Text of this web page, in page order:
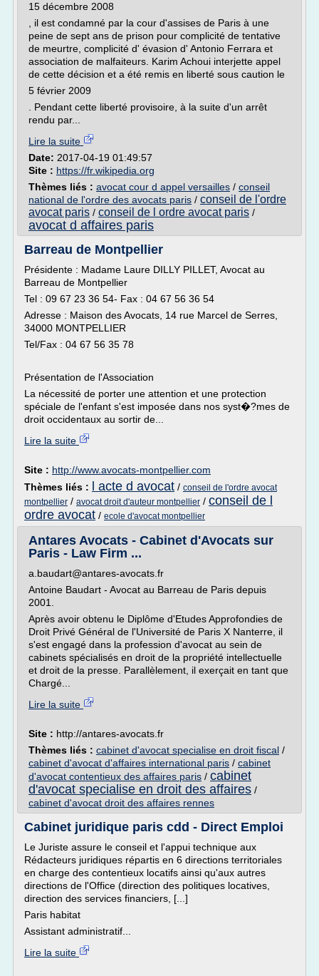
15 décembre 2008
, il est condamné par la cour d'assises de Paris à une
peine de sept ans de prison pour complicité de tentative
de meurtre, complicité d' évasion d' Antonio Ferrara et
association de malfaiteurs. Karim Achoui interjette appel
de cette décision et a été remis en liberté sous caution le
5 février 2009
. Pendant cette liberté provisoire, à la suite d'un arrêt
rendu par...
Lire la suite
Date: 2017-04-19 01:49:57
Site : https://fr.wikipedia.org
Thèmes liés : avocat cour d appel versailles / conseil
national de l'ordre des avocats paris / conseil de l'ordre
avocat paris / conseil de l ordre avocat paris /
avocat d affaires paris
Barreau de Montpellier
Présidente : Madame Laure DILLY PILLET, Avocat au
Barreau de Montpellier
Tel : 09 67 23 36 54- Fax : 04 67 56 36 54
Adresse : Maison des Avocats, 14 rue Marcel de Serres,
34000 MONTPELLIER
Tel/Fax : 04 67 56 35 78
Présentation de l'Association
La nécessité de porter une attention et une protection
spéciale de l'enfant s'est imposée dans nos syst�?mes de
droit occidentaux au sortir de...
Lire la suite
Site : http://www.avocats-montpellier.com
Thèmes liés :
l acte d avocat / conseil de l'ordre avocat
montpellier / avocat droit d'auteur montpellier / conseil de l
ordre avocat / ecole d'avocat montpellier
Antares Avocats - Cabinet d'Avocats sur
Paris - Law Firm ...
a.baudart@antares-avocats.fr
Antoine Baudart - Avocat au Barreau de Paris depuis
2001.
Après avoir obtenu le Diplôme d'Etudes Approfondies de
Droit Privé Général de l'Université de Paris X Nanterre, il
s'est engagé dans la profession d'avocat au sein de
cabinets spécialisés en droit de la propriété intellectuelle
et droit de la presse. Parallèlement, il exerçait en tant que
Chargé...
Lire la suite
Site : http://antares-avocats.fr
Thèmes liés : cabinet d'avocat specialise en droit fiscal /
cabinet d'avocat d'affaires international paris / cabinet
d'avocat contentieux des affaires paris / cabinet
d'avocat specialise en droit des affaires /
cabinet d'avocat droit des affaires rennes
Cabinet juridique paris cdd - Direct Emploi
Le Juriste assure le conseil et l'appui technique aux
Rédacteurs juridiques répartis en 6 directions territoriales
en charge des contentieux locatifs ainsi qu'aux autres
directions de l'Office (direction des politiques locatives,
direction des services financiers, [...]
Paris habitat
Assistant administratif...
Lire la suite